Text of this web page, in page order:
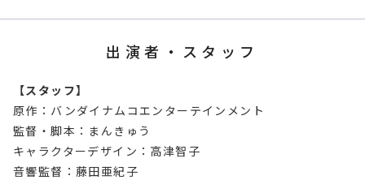
出演者・スタッフ
【スタッフ】
原作：バンダイナムコエンターテインメント
監督・脚本：まんきゅう
キャラクターデザイン：高津智子
音響監督：藤田亜紀子